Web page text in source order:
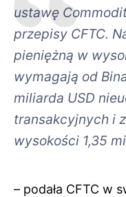
ustawę
przepisy CFTC.
pieniężną w
wymagają od
miliarda USD
transakcyjnych i
wysokości 1,35
– podała CFTC w